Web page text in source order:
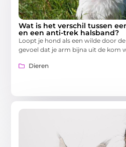
Wat is het verschil tussen
en een anti-trek halsband?
Loopt je hond als een wilde door
gevoel dat je arm bijna uit de kom
Dieren